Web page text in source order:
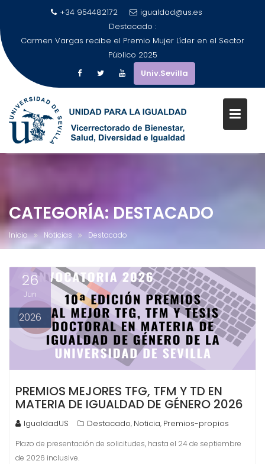
+34 954482172
igualdad@us.es
Destacado :
Carmen Vargas recibe el Premio Mujer Líder en el Sector
Público 2025
Univ.Sevilla
CATEGORÍA:DESTACADO
Inicio Noticias Destacado
26
Jun
2026
PREMIOS MEJORES TFG, TFM Y TD EN
MATERIA DE IGUALDAD DE GÉNERO 2026
IgualdadUS Destacado, Noticia, Premios-propios
Plazo de presentación de solicitudes, hasta el 24 de septiembre
de 2026 inclusive.